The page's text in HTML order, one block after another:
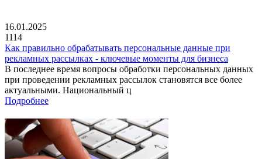
16.01.2025
1114
Как правильно обрабатывать персональные данные при
рекламных рассылках - ключевые моменты для бизнеса
В последнее время вопросы обработки персональных данных
при проведении рекламных рассылок становятся все более
актуальными. Национальный ц
Подробнее